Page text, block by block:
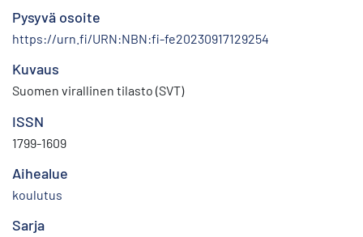
Pysyvä osoite
https://urn.fi/URN:NBN:fi-fe20230917129254
Kuvaus
Suomen virallinen tilasto (SVT)
ISSN
1799-1609
Aihealue
koulutus
Sarja